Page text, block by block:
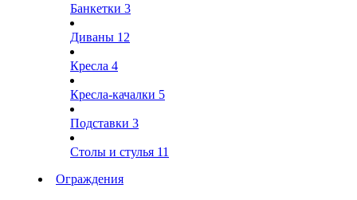
Банкетки 3
Диваны 12
Кресла 4
Кресла-качалки 5
Подставки 3
Столы и стулья 11
Ограждения